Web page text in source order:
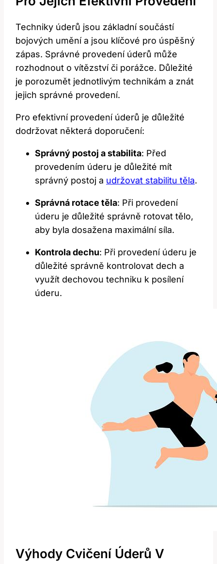
Techniky úderů jsou základní součástí
bojových umění ​a ‌jsou ​klíčové pro ‍úspěšný
zápas. Správné‍ provedení úderů může
rozhodnout o vítězství ⁢či porážce. Důležité
je ⁢porozumět ⁣jednotlivým technikám a ‌znát
jejich správné provedení.
Pro efektivní provedení úderů je důležité
⁢dodržovat některá‌ doporučení:
Správný ⁢postoj a stabilita: Před
provedením úderu⁣ je důležité mít‍
správný postoj a udržovat stabilitu těla.
Správná rotace‍ těla:⁢ Při provedení
úderu je důležité správně rotovat tělo,
aby byla dosažena maximální‌ síla.
Kontrola dechu: Při provedení úderu ⁢je
důležité správně kontrolovat dech​ a
využít dechovou⁤ techniku k⁢ posílení ​
úderu.
Výhody Cvičení Úderů V